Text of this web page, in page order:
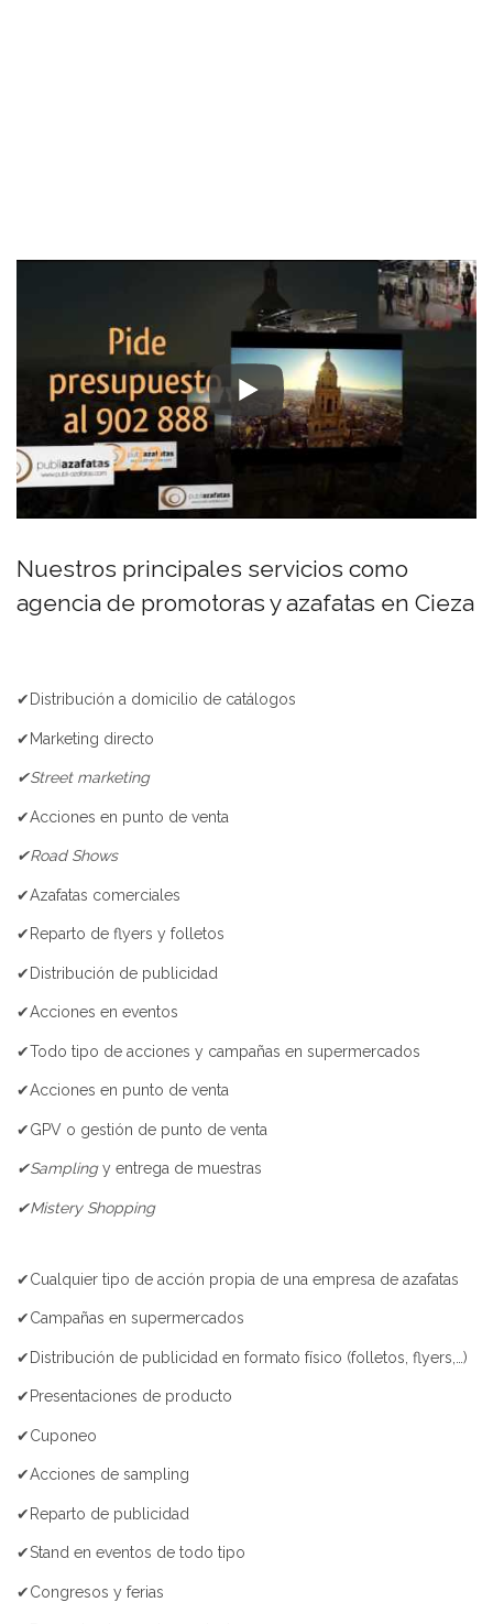
Nuestros principales servicios como
agencia de promotoras y azafatas en Cieza
✔Distribución a domicilio de catálogos
✔Marketing directo
✔Street marketing
✔Acciones en punto de venta
✔Road Shows
✔Azafatas comerciales
✔Reparto de flyers y folletos
✔Distribución de publicidad
✔Acciones en eventos
✔Todo tipo de acciones y campañas en supermercados
✔Acciones en punto de venta
✔GPV o gestión de punto de venta
✔Samplingy entrega de muestras
✔Mistery Shopping
✔Cualquier tipo de acción propia de una empresa de azafatas
✔Campañas en supermercados
✔Distribución de publicidad en formato físico (folletos, flyers,…)
✔Presentaciones de producto
✔Cuponeo
✔Acciones de sampling
✔Reparto de publicidad
✔Stand en eventos de todo tipo
✔Congresos y ferias